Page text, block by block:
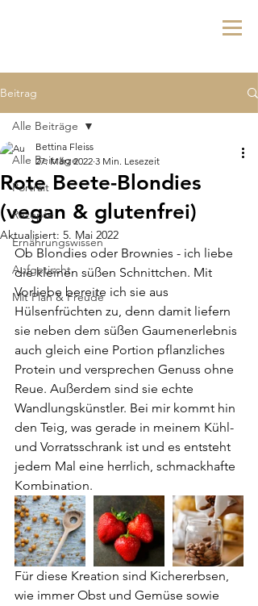
Beitrag
Alle Beiträge
Portrait
Rezepte
Ernährungswissen
Aufgetischt
Mit Plan & Freude
Alle Beiträge
Rote Beete-Blondies
(vegan & glutenfrei)
Bettina Fleiss
27. März 2022 3 Min. Lesezeit
Aktualisiert: 5. Mai 2022
Ob Blondies oder Brownies - ich liebe
die kleinen süßen Schnittchen. Mit
Vorliebe bereite ich sie aus
Hülsenfrüchten zu, denn damit liefern
sie neben dem süßen Gaumenerlebnis
auch gleich eine Portion pflanzliches
Protein und versprechen Genuss ohne
Reue. Außerdem sind sie echte
Wandlungskünstler. Bei mir kommt hin
den Teig, was gerade in meinem Kühl-
und Vorratsschrank ist und es entsteht
jedem Mal eine herrlich, schmackhafte
Kombination.
Für diese Kreation sind Kichererbsen,
wie immer Obst und Gemüse sowie